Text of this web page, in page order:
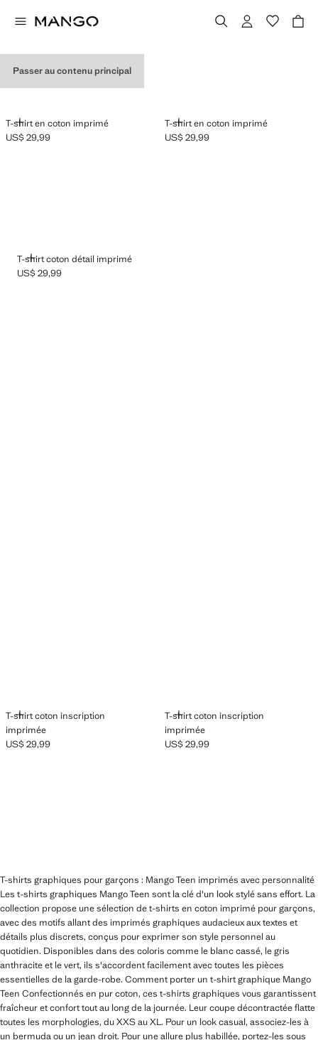
Passer au contenu principal
T-shirt en coton imprimé
AJOUTER
Prix actuel [US$ 29,99 ]
US$ 29,99
T-shirt en coton imprimé
AJOUTER
Prix actuel [US$ 29,99 ]
US$ 29,99
T-shirt coton détail imprimé
AJOUTER
Prix actuel [US$ 29,99 ]
US$ 29,99
T-shirt coton inscription
imprimée
AJOUTER
Prix actuel [US$ 29,99 ]
US$ 29,99
T-shirt coton inscription
imprimée
AJOUTER
Prix actuel [US$ 29,99 ]
US$ 29,99
T-shirts graphiques pour garçons : Mango Teen imprimés avec personnalité
Les t-shirts graphiques Mango Teen sont la clé d'un look stylé sans effort. La
collection propose une sélection de t-shirts en coton imprimé pour garçons,
avec des motifs allant des imprimés graphiques audacieux aux textes et
détails plus discrets, conçus pour exprimer son style personnel au
quotidien. Disponibles dans des coloris comme le blanc cassé, le gris
anthracite et le vert, ils s'accordent facilement avec toutes les pièces
essentielles de la garde-robe. Comment porter un t-shirt graphique Mango
Teen Confectionnés en pur coton, ces t-shirts graphiques vous garantissent
fraîcheur et confort tout au long de la journée. Leur coupe décontractée flatte
toutes les morphologies, du XXS au XL. Pour un look casual, associez-les à
un bermuda ou un jean droit. Pour une allure plus habillée, portez-les sous